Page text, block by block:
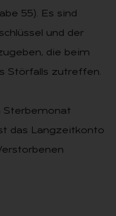
55). Es sind
und der
die beim
Störfalls zutreffen.
Sterbemonat
das Langzeitkonto